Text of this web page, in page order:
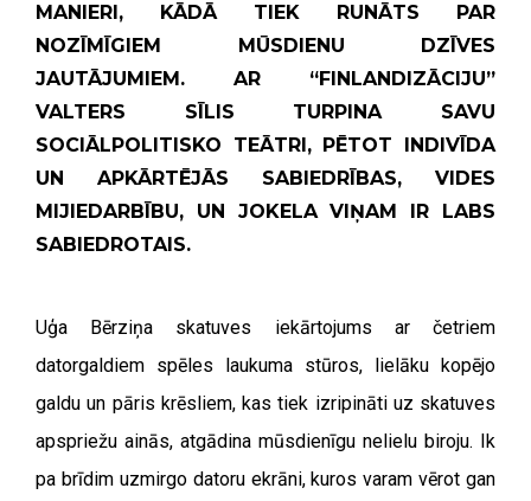
MANIERI, KĀDĀ TIEK RUNĀTS PAR
NOZĪMĪGIEM MŪSDIENU DZĪVES
JAUTĀJUMIEM. AR “FINLANDIZĀCIJU”
VALTERS SĪLIS TURPINA SAVU
SOCIĀLPOLITISKO TEĀTRI, PĒTOT INDIVĪDA
UN APKĀRTĒJĀS SABIEDRĪBAS, VIDES
MIJIEDARBĪBU, UN JOKELA VIŅAM IR LABS
SABIEDROTAIS.
Uģa Bērziņa skatuves iekārtojums ar četriem
datorgaldiem spēles laukuma stūros, lielāku kopējo
galdu un pāris krēsliem, kas tiek izripināti uz skatuves
apspriežu ainās, atgādina mūsdienīgu nelielu biroju. Ik
pa brīdim uzmirgo datoru ekrāni, kuros varam vērot gan